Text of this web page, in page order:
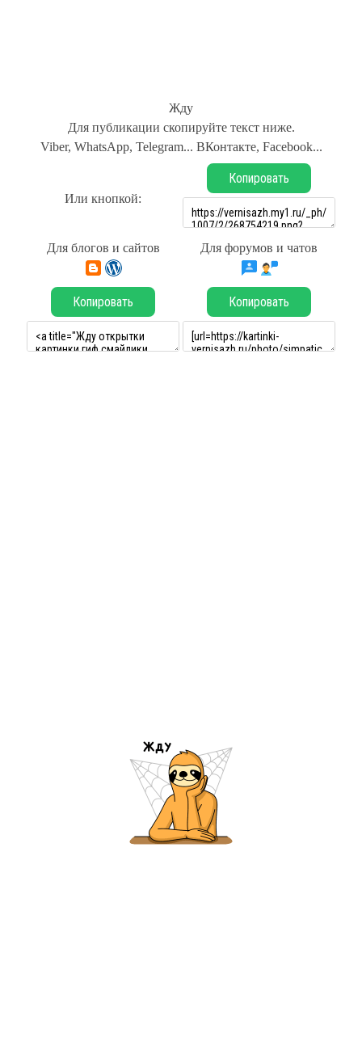
Жду
Для публикации скопируйте текст ниже.
Viber, WhatsApp, Telegram... ВКонтакте, Facebook...
Или кнопкой:
Копировать
Для блогов и сайтов Для форумов и чатов
Копировать Копировать